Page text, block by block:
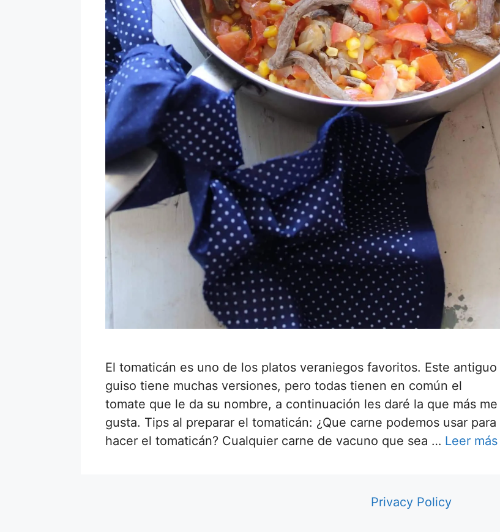
El tomaticán es uno de los platos veraniegos favoritos. Este antiguo
guiso tiene muchas versiones, pero todas tienen en común el
tomate que le da su nombre, a continuación les daré la que más me
gusta. Tips al preparar el tomaticán: ¿Que carne podemos usar para
hacer el tomaticán? Cualquier carne de vacuno que sea … Leer más
Privacy Policy